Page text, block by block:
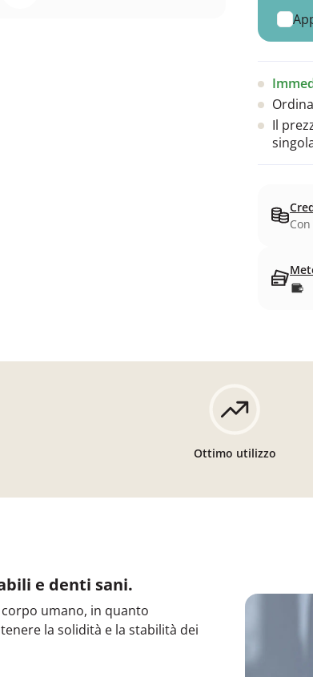
Il
Ottimo utilizzo
e denti sani.
umano, in quanto
la solidità e la stabilità dei